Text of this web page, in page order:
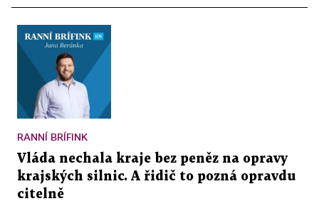
RANNÍ BRÍFINK
Vláda nechala kraje bez peněz na opravy
krajských silnic. A řidič to pozná opravdu
citelně